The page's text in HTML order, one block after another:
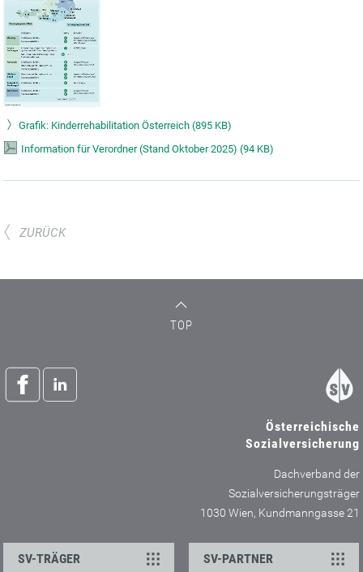
Grafik: Kinderrehabilitation Österreich (895 KB)
Information für Verordner (Stand Oktober 2025) (94 KB)
ZURÜCK
TOP
Österreichische
Sozialversicherung
Dachverband der
Sozialversicherungsträger
1030 Wien, Kundmanngasse 21
SV-TRÄGER SV-PARTNER